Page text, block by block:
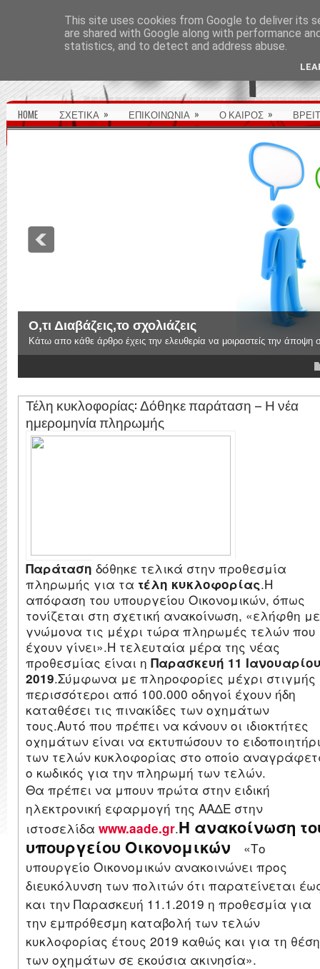
HOME ΣΧΕΤΙΚΑ » ΕΠΙΚΟΙΝΩΝΙΑ » Ο ΚΑΙΡΟΣ »
Το Αγκάθι του Γεώργιου Ρεθυμιωτάκη
Οι σχολιασμοί της επικαιρότητας,Τα νέα και η εξέλιξη της
4
Τέλη κυκλοφορίας: Δόθηκε παράταση – Η νέα
ημερομηνία πληρωμής
Παράταση δόθηκε τελικά στην προθεσμία
πληρωμής για τα τέλη κυκλοφορίας.Η
απόφαση του υπουργείου Οικονομικών, όπως
τονίζεται στη σχετική ανακοίνωση, «ελήφθη με
γνώμονα τις μέχρι τώρα πληρωμές τελών που
έχουν γίνει».Η τελευταία μέρα της νέας
προθεσμίας είναι η Παρασκευή 11
2019.Σύμφωνα με πληροφορίες μέχρι στιγμής
περισσότεροι από 100.000 οδηγοί έχουν ήδη
καταθέσει τις πινακίδες των οχημάτων
τους.Αυτό που πρέπει να κάνουν οι ιδιοκτήτες
οχημάτων είναι να εκτυπώσουν το
των τελών κυκλοφορίας στο οποίο
ο κωδικός για την πληρωμή των τελών.
Θα πρέπει να μπουν πρώτα στην ειδική
ηλεκτρονική εφαρμογή της ΑΑΔΕ στην
ιστοσελίδα www.aade.gr.Η ανακοίνωση
υπουργείου Οικονομικών
«Το
υπουργείο Οικονομικών ανακοινώνει προς
διευκόλυνση των πολιτών ότι παρατείνεται
και την Παρασκευή 11.1.2019 η προθεσμία για
την εμπρόθεσμη καταβολή των τελών
κυκλοφορίας έτους 2019 καθώς και για τη θέση
των οχημάτων σε εκούσια ακινησία».
This site uses cookies from Google to deliver its
are shared with Google along with performance
statistics, and to detect and address abuse.